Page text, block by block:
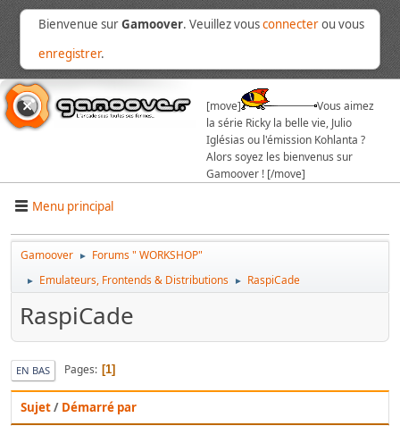
Bienvenue surGamoover. Veuillez vousconnecterou vous
enregistrer.
[move]
Vous aimez
la série Ricky la belle vie, Julio
Iglésias ou l'émission Kohlanta ?
Alors soyez les bienvenus sur
Gamoover ! [/move]
Menu principal
Gamoover ► Forums " WORKSHOP"
► Emulateurs, Frontends & Distributions ► RaspiCade
RaspiCade
EN BAS Pages 1
Sujet/ Démarré par